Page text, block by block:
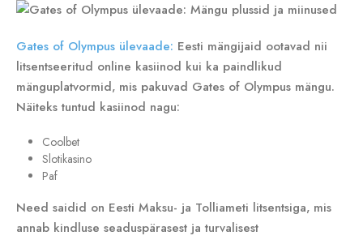
Gates of Olympus ülevaade: Eesti mängijaid ootavad nii
litsentseeritud online kasiinod kui ka paindlikud
mänguplatvormid‚ mis pakuvad Gates of Olympus mängu.
Näiteks tuntud kasiinod nagu:
Coolbet
Slotikasino
Paf
Need saidid on Eesti Maksu- ja Tolliameti litsentsiga‚ mis
annab kindluse seaduspärasest ja turvalisest